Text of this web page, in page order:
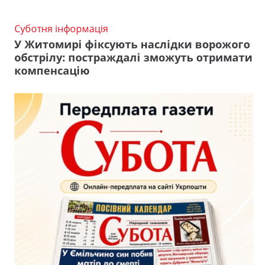
Суботня інформація
У Житомирі фіксують наслідки ворожого
обстрілу: постраждалі зможуть отримати
компенсацію